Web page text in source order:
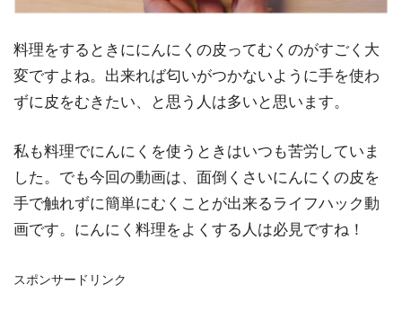
料理をするときににんにくの皮ってむくのがすごく大
変ですよね。出来れば匂いがつかないように手を使わ
ずに皮をむきたい、と思う人は多いと思います。
私も料理でにんにくを使うときはいつも苦労していま
した。でも今回の動画は、面倒くさいにんにくの皮を
手で触れずに簡単にむくことが出来るライフハック動
画です。にんにく料理をよくする人は必見ですね！
スポンサードリンク